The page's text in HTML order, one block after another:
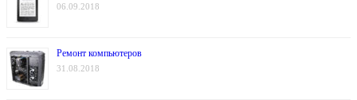
06.09.2018
Ремонт компьютеров
31.08.2018